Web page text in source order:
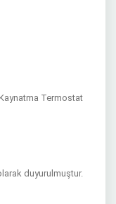
Termostat
duyurulmuştur.